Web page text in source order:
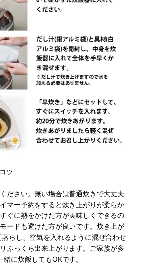
ツ
ださい。無い場合は普通炊きで大丈夫
マー予約をすると炊き上がりが柔らか
ぐに熱をかけた方が美味しくできるの
ードも避けた方が良いです。炊き上が
らし、空気を入れるように混ぜ合わせ
ふっくら出来上がります。ご家族が多
に炊飯してもOKです。